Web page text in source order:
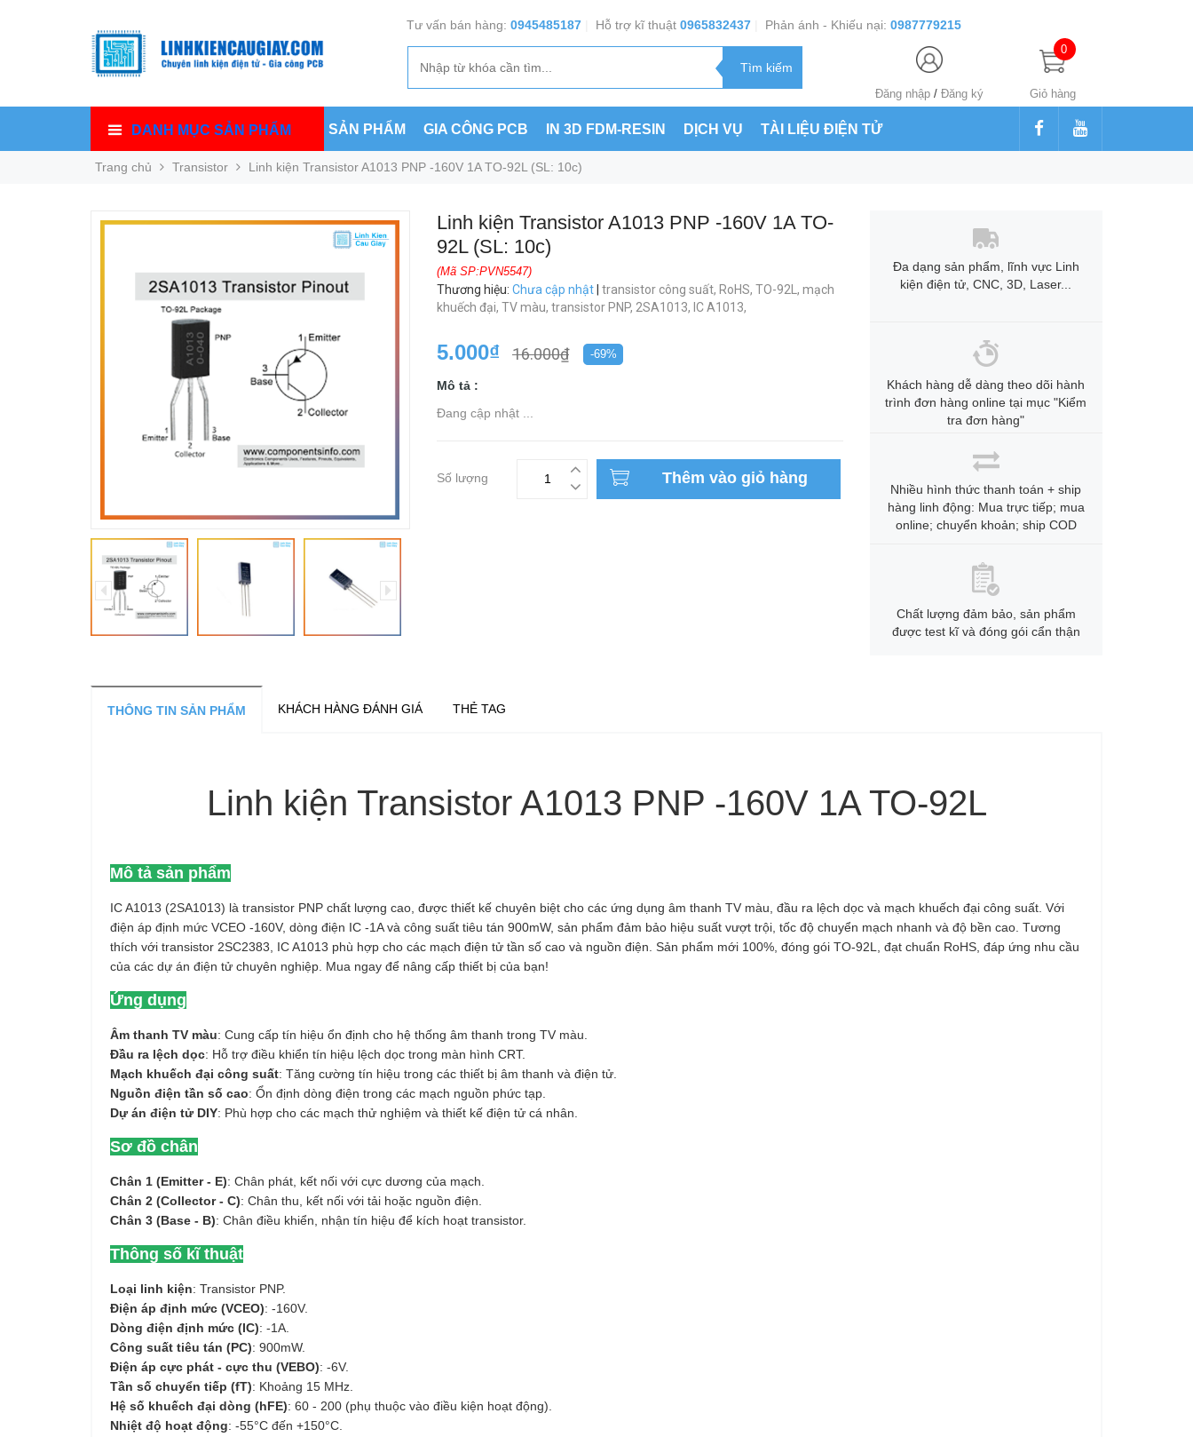
Tư vấn bán hàng: 0945485187| Hỗ trợ kĩ thuật 0965832437| Phản ánh - Khiếu nại: 0987779215
Đăng nhập/ Đăng ký Giỏ hàng
0
DANH MỤC SẢN PHẨM SẢN PHẨM GIA CÔNG PCB IN 3D FDM-RESIN DỊCH VỤ TÀI LIỆU ĐIỆN TỬ
Trang chủ Transistor Linh kiện Transistor A1013 PNP -160V 1A TO-92L (SL: 10c)
Linh kiện Transistor A1013 PNP -160V 1A TO-
92L (SL: 10c)
(Mã SP:PVN5547)
Thương hiệu: Chưa cập nhật transistor công suất, RoHS, TO-92L, mạch
khuếch đại, TV màu, transistor PNP, 2SA1013, IC A1013,
5.000₫ 16.000₫ -69%
Mô tả :
Đang cập nhật ...
Số lượng Thêm vào giỏ hàng
Đa dạng sản phẩm, lĩnh vực Linh
kiện điện tử, CNC, 3D, Laser...
Khách hàng dễ dàng theo dõi hành
trình đơn hàng online tại mục "Kiểm
tra đơn hàng"
Nhiều hình thức thanh toán + ship
hàng linh động: Mua trực tiếp; mua
online; chuyển khoản; ship COD
Chất lượng đảm bảo, sản phẩm
được test kĩ và đóng gói cẩn thận
THÔNG TIN SẢN PHẨM KHÁCH HÀNG ĐÁNH GIÁ THẺ TAG
Linh kiện Transistor A1013 PNP -160V 1A TO-92L
Mô tả sản phẩm
IC A1013 (2SA1013) là transistor PNP chất lượng cao, được thiết kế chuyên biệt cho các ứng dụng âm thanh TV màu, đầu ra lệch dọc và mạch khuếch đại công suất. Với
điện áp định mức VCEO -160V, dòng điện IC -1A và công suất tiêu tán 900mW, sản phẩm đảm bảo hiệu suất vượt trội, tốc độ chuyển mạch nhanh và độ bền cao. Tương
thích với transistor 2SC2383, IC A1013 phù hợp cho các mạch điện tử tần số cao và nguồn điện. Sản phẩm mới 100%, đóng gói TO-92L, đạt chuẩn RoHS, đáp ứng nhu cầu
của các dự án điện tử chuyên nghiệp. Mua ngay để nâng cấp thiết bị của bạn!
Ứng dụng
Âm thanh TV màu: Cung cấp tín hiệu ổn định cho hệ thống âm thanh trong TV màu.
Đầu ra lệch dọc: Hỗ trợ điều khiển tín hiệu lệch dọc trong màn hình CRT.
Mạch khuếch đại công suất: Tăng cường tín hiệu trong các thiết bị âm thanh và điện tử.
Nguồn điện tần số cao: Ổn định dòng điện trong các mạch nguồn phức tạp.
Dự án điện tử DIY: Phù hợp cho các mạch thử nghiệm và thiết kế điện tử cá nhân.
Sơ đồ chân
Chân 1 (Emitter - E): Chân phát, kết nối với cực dương của mạch.
Chân 2 (Collector - C): Chân thu, kết nối với tải hoặc nguồn điện.
Chân 3 (Base - B): Chân điều khiển, nhận tín hiệu để kích hoạt transistor.
Thông số kĩ thuật
Loại linh kiện: Transistor PNP.
Điện áp định mức (VCEO): -160V.
Dòng điện định mức (IC): -1A.
Công suất tiêu tán (PC): 900mW.
Điện áp cực phát - cực thu (VEBO): -6V.
Tần số chuyển tiếp (fT): Khoảng 15 MHz.
Hệ số khuếch đại dòng (hFE): 60 - 200 (phụ thuộc vào điều kiện hoạt động).
Nhiệt độ hoạt động: -55°C đến +150°C.